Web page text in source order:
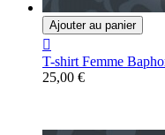
Ajouter au panier

T-shirt Femme
25,00 €